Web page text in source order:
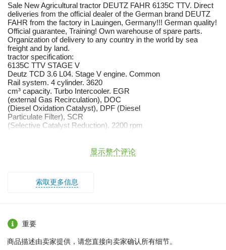
Sale New Agricultural tractor DEUTZ FAHR 6135C TTV. Direct
deliveries from the official dealer of the German brand DEUTZ
FAHR from the factory in Lauingen, Germany!!! German quality!
Official guarantee, Training! Own warehouse of spare parts.
Organization of delivery to any country in the world by sea
freight and by land.
tractor specification:
6135C TTV STAGE V
Deutz TCD 3.6 L04. Stage V engine. Common
Rail system. 4 cylinder. 3620
cm³ capacity. Turbo Intercooler. EGR
(external Gas Recirculation), DOC
(Diesel Oxidation Catalyst), DPF (Diesel
Particulate Filter), SCR
(Selective Catalyst Reduction). 2200 rpm
power (ECE R 120): 136 HP /
Electrohydraulically operated multi-disc
oil immersed Powershuttle and
PTO clutch. Lift capacity
(without additional ram): 5000 Kg.
Electronic battery switch in the cabin.
WITHOUT PARKING WEDGE
显示整个评论
索取更多信息
重要
商品描述由卖家提供，请您直接向卖家确认所有细节。